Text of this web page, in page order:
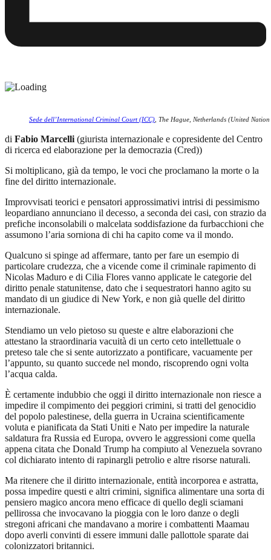
Sede dell’International Criminal Court (ICC) , The Hague, Netherlands (United
di Fabio Marcelli (giurista internazionale e copresidente del Centro
di ricerca ed elaborazione per la democrazia (Cred))
Si moltiplicano, già da tempo, le voci che proclamano la morte o la
fine del diritto internazionale.
Improvvisati teorici e pensatori approssimativi intrisi di pessimismo
leopardiano annunciano il decesso, a seconda dei casi, con strazio da
prefiche inconsolabili o malcelata soddisfazione da furbacchioni che
assumono l’aria sorniona di chi ha capito come va il mondo.
Qualcuno si spinge ad affermare, tanto per fare un esempio di
particolare crudezza, che a vicende come il criminale rapimento di
Nicolas Maduro e di Cilia Flores vanno applicate le categorie del
diritto penale statunitense, dato che i sequestratori hanno agito su
mandato di un giudice di New York, e non già quelle del diritto
internazionale.
Stendiamo un velo pietoso su queste e altre elaborazioni che
attestano la straordinaria vacuità di un certo ceto intellettuale o
preteso tale che si sente autorizzato a pontificare, vacuamente per
l’appunto, su quanto succede nel mondo, riscoprendo ogni volta
l’acqua calda.
È certamente indubbio che oggi il diritto internazionale non riesce a
impedire il compimento dei peggiori crimini, si tratti del genocidio
del popolo palestinese, della guerra in Ucraina scientificamente
voluta e pianificata da Stati Uniti e Nato per impedire la naturale
saldatura fra Russia ed Europa, ovvero le aggressioni come quella
appena citata che Donald Trump ha compiuto al Venezuela sovrano
col dichiarato intento di rapinargli petrolio e altre risorse naturali.
Ma ritenere che il diritto internazionale, entità incorporea e astratta,
possa impedire questi e altri crimini, significa alimentare una sorta di
pensiero magico ancora meno efficace di quello degli sciamani
pellirossa che invocavano la pioggia con le loro danze o degli
stregoni africani che mandavano a morire i combattenti Maamau
dopo averli convinti di essere immuni dalle pallottole sparate dai
colonizzatori britannici.